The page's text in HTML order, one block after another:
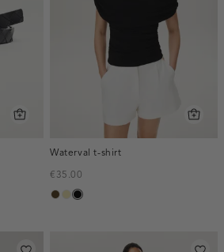
Waterval t-shirt
€35.00
toffee
geel,zwart